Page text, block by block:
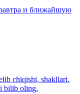
и ближайшую
chiqishi, shakllari.
bilib oling.